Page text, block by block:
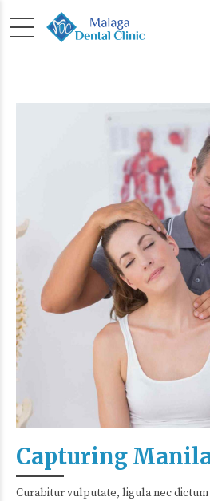
Capturing
Curabitur vulputate, ligula nec